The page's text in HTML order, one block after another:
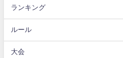
ランキング
ルール
大会